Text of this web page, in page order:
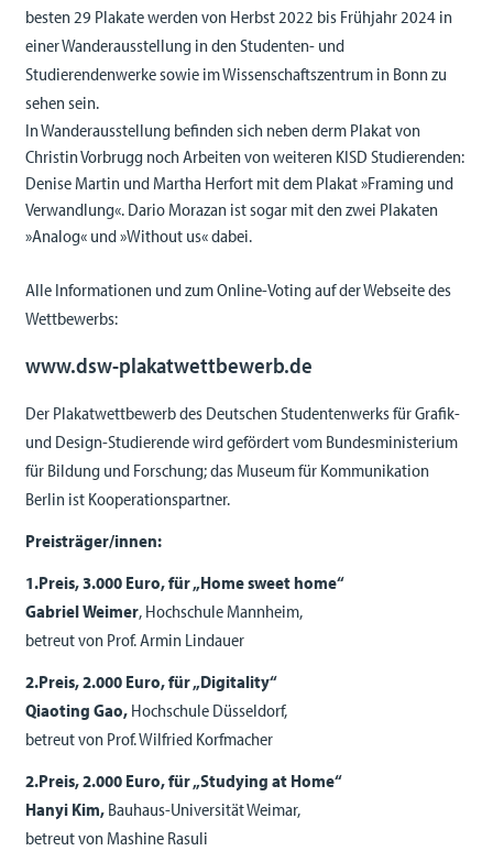
besten 29 Plakate werden von Herbst 2022 bis Frühjahr 2024 in
einer Wanderausstellung in den Studenten- und
Studierendenwerke sowie im Wissenschaftszentrum in Bonn zu
sehen sein.
In Wanderausstellung befinden sich neben derm Plakat von
Christin Vorbrugg noch Arbeiten von weiteren KISD Studierenden:
Denise Martin und Martha Herfort mit dem Plakat »Framing und
Verwandlung«. Dario Morazan ist sogar mit den zwei Plakaten
»Analog« und »Without us« dabei.
Alle Informationen und zum Online-Voting auf der Webseite des
Wettbewerbs:
www.dsw-plakatwettbewerb.de
Der Plakatwettbewerb des Deutschen Studentenwerks für Grafik-
und Design-Studierende wird gefördert vom Bundesministerium
für Bildung und Forschung; das Museum für Kommunikation
Berlin ist Kooperationspartner.
Preisträger/innen:
1.Preis, 3.000 Euro, für „Home sweet home“
Gabriel Weimer, Hochschule Mannheim,
betreut von Prof. Armin Lindauer
2.Preis, 2.000 Euro, für „Digitality“
Qiaoting Gao, Hochschule Düsseldorf,
betreut von Prof. Wilfried Korfmacher
2.Preis, 2.000 Euro, für „Studying at Home“
Hanyi Kim, Bauhaus-Universität Weimar,
betreut von Mashine Rasuli